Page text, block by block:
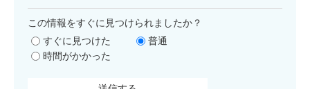
この情報をすぐに見つけられましたか？
すぐに見つけた
普通
時間がかかった